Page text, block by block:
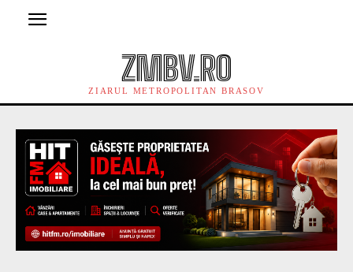
ZMBV.RO
ZIARUL METROPOLITAN BRASOV